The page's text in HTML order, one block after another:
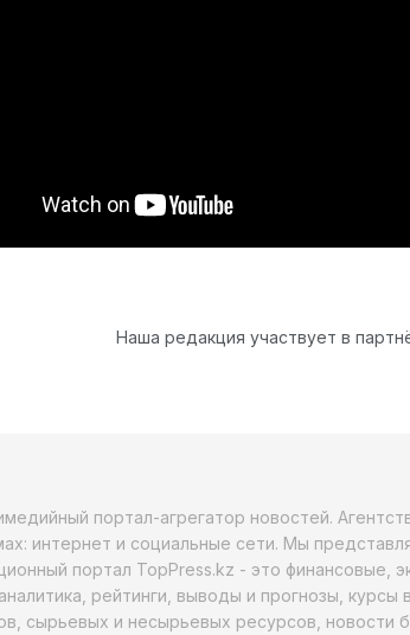
Наша редакция участвует в
портал-агрегатор новостей.
интернет и социальные сети. Мы
портал TopPress.kz - это финансовые,
рейтинги, выводы и прогнозы, курсы
сырьевых и несырьевых ресурсов, новости